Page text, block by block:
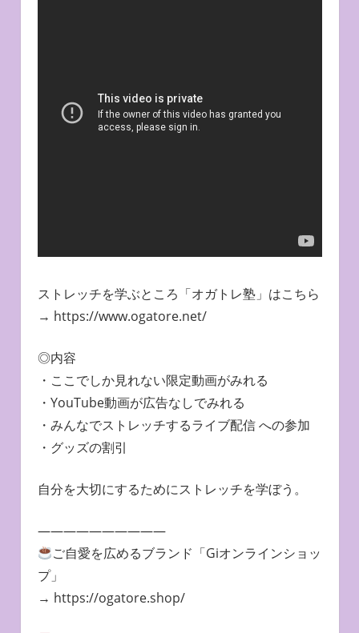
ストレッチを学ぶところ「オガトレ塾」はこちら
→ https://www.ogatore.net/
◎内容
・ここでしか見れない限定動画がみれる
・YouTube動画が広告なしでみれる
・みんなでストレッチするライブ配信 への参加
・グッズの割引
自分を大切にするためにストレッチを学ぼう。
——————————
ご自愛を広めるブランド「Giオンラインショッ
プ」
→ https://ogatore.shop/